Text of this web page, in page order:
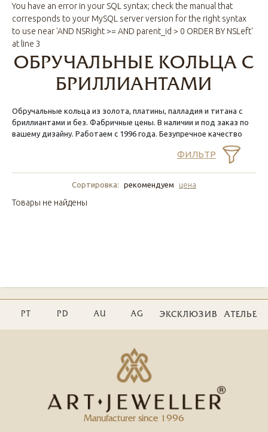
You have an error in your SQL syntax; check the manual that
corresponds to your MySQL server version for the right syntax
to use near 'AND NSRight >= AND parent_id > 0 ORDER BY NSLeft'
at line 3
ОБРУЧАЛЬНЫЕ КОЛЬЦА С
БРИЛЛИАНТАМИ
Обручальные кольца из золота, платины, палладия и титана с
бриллиантами и без. Фабричные цены. В наличии и под заказ по
вашему дизайну. Работаем с 1996 года. Безупречное качество
ФИЛЬТР
Сортировка: рекомендуем цена
Товары не найдены
PT PD AU AG ЭКСКЛЮЗИВ АТЕЛЬЕ
Manufacturer since 1996